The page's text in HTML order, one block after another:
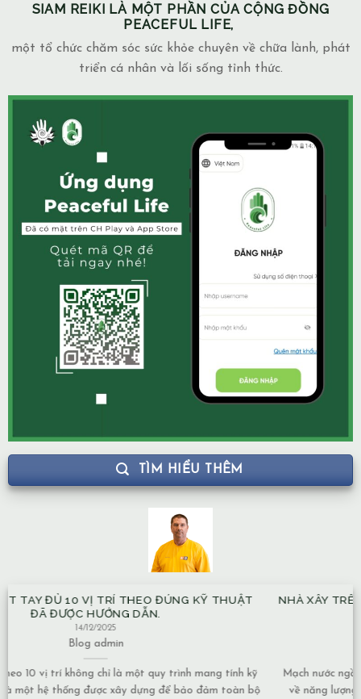
SIAM REIKI LÀ MỘT PHẦN CỦA CỘNG ĐỒNG
PEACEFUL LIFE,
một tổ chức chăm sóc sức khỏe chuyên về chữa lành, phát
triển cá nhân và lối sống tỉnh thức.
TÌM HIỂU THÊM
NHÀ XÂY TRÊN MẠCH NƯỚC NGẦM CÓ ẢNH HƯỞNG GÌ VỀ
MẶT NĂNG LƯỢNG KHÔNG?
Mạch nước ngầm có nhiều dạng khác nhau, và mức độ ảnh hưởng
về năng lượng cũng phụ thuộc vào tính chất của nguồn nước: 1.